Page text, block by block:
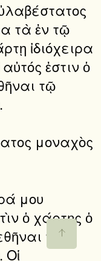
τὰ ἐν τῷ
ἰδιόχειρα
ἐστιν ὁ
τῷ
μοναχὸς
μου
ὁ χάρτης ὁ
τῷ
Οἱ